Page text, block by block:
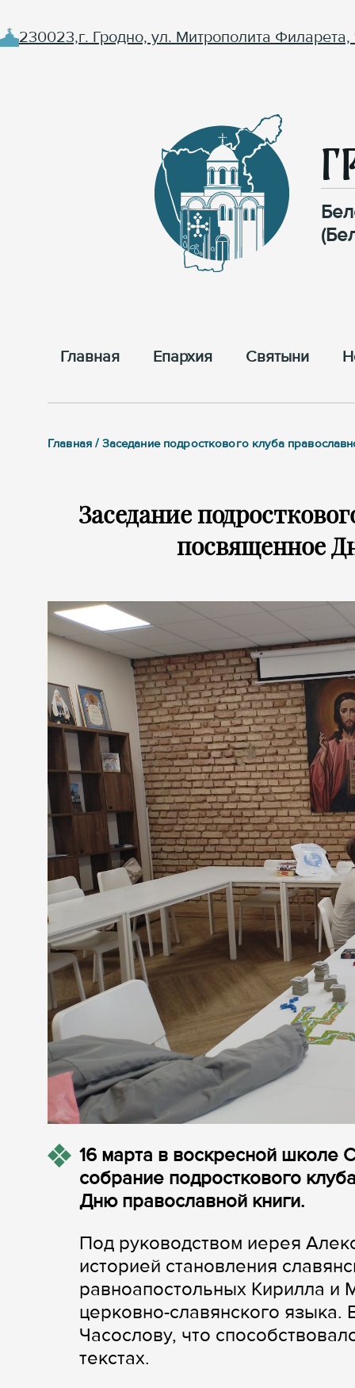
230023,г. Гродно, ул. Митрополита Филарета,
Главная Епархия Cвятыни
Главная / Заседание подросткового клуба
Заседание
посвященное
16 марта в воскресной школе
собрание подросткового
Дню православной книги.
Под руководством иерея
историей становления
равноапостольных Кирилла и
церковно-славянского языка.
Часослову, что
текстах.